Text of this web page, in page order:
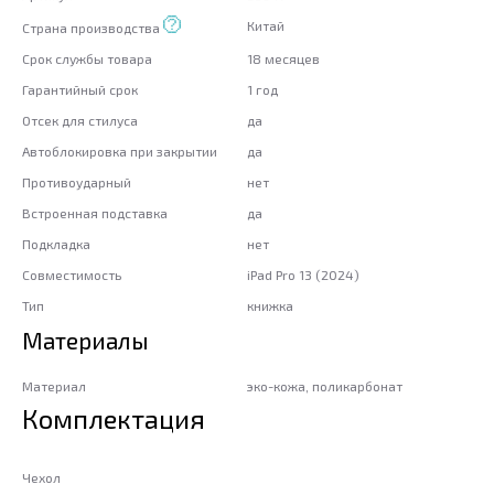
Страна производства Китай
Срок службы товара
18 месяцев
Гарантийный срок
1 год
Отсек для стилуса
да
Автоблокировка при закрытии
да
Противоударный
нет
Встроенная подставка
да
Подкладка
нет
Совместимость
iPad Pro 13 (2024)
Тип
книжка
Материалы
Материал эко-кожа, поликарбонат
Комплектация
Чехол